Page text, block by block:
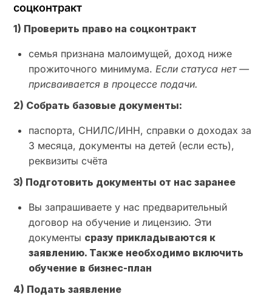
соцконтракт
1) Проверить право на соцконтракт
семья признана малоимущей, доход ниже
прожиточного минимума. Если статуса нет —
присваивается в процессе подачи.
2) Собрать базовые документы:
паспорта, СНИЛС/ИНН, справки о доходах за
3 месяца, документы на детей (если есть),
реквизиты счёта
3) Подготовить документы от нас заранее
Вы запрашиваете у нас предварительный
договор на обучение и лицензию. Эти
документы сразу прикладываются к
заявлению. Также необходимо включить
обучение в бизнес-план
4) Подать заявление